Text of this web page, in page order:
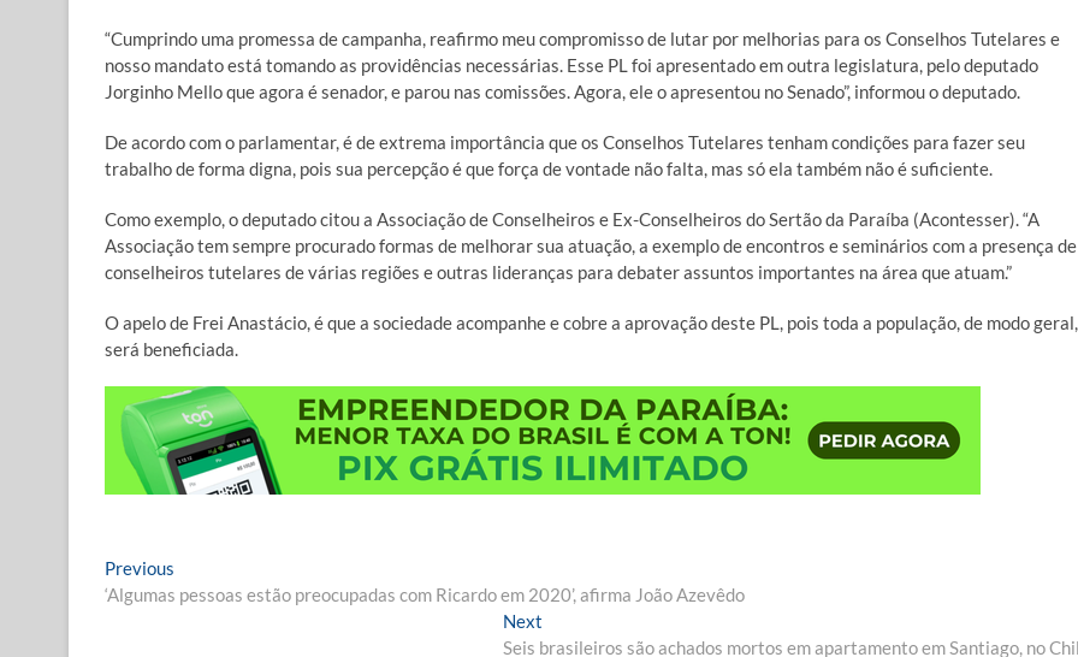
“Cumprindo uma promessa de campanha, reafirmo meu compromisso de lutar por melhorias para os Conselhos Tutelares e
nosso mandato está tomando as providências necessárias. Esse PL foi apresentado em outra legislatura, pelo deputado
Jorginho Mello que agora é senador, e parou nas comissões. Agora, ele o apresentou no Senado”, informou o deputado.
De acordo com o parlamentar, é de extrema importância que os Conselhos Tutelares tenham condições para fazer seu
trabalho de forma digna, pois sua percepção é que força de vontade não falta, mas só ela também não é suficiente.
Como exemplo, o deputado citou a Associação de Conselheiros e Ex-Conselheiros do Sertão da Paraíba (Acontesser). “A
Associação tem sempre procurado formas de melhorar sua atuação, a exemplo de encontros e seminários com a presença de
conselheiros tutelares de várias regiões e outras lideranças para debater assuntos importantes na área que atuam.”
O apelo de Frei Anastácio, é que a sociedade acompanhe e cobre a aprovação deste PL, pois toda a população, de modo geral,
será beneficiada.
Navegação
de
Previous
post:
‘Algumas pessoas estão preocupadas com Ricardo em 2020’, afirma João Azevêdo
Next
post:
Seis brasileiros são achados mortos em apartamento em Santiago, no